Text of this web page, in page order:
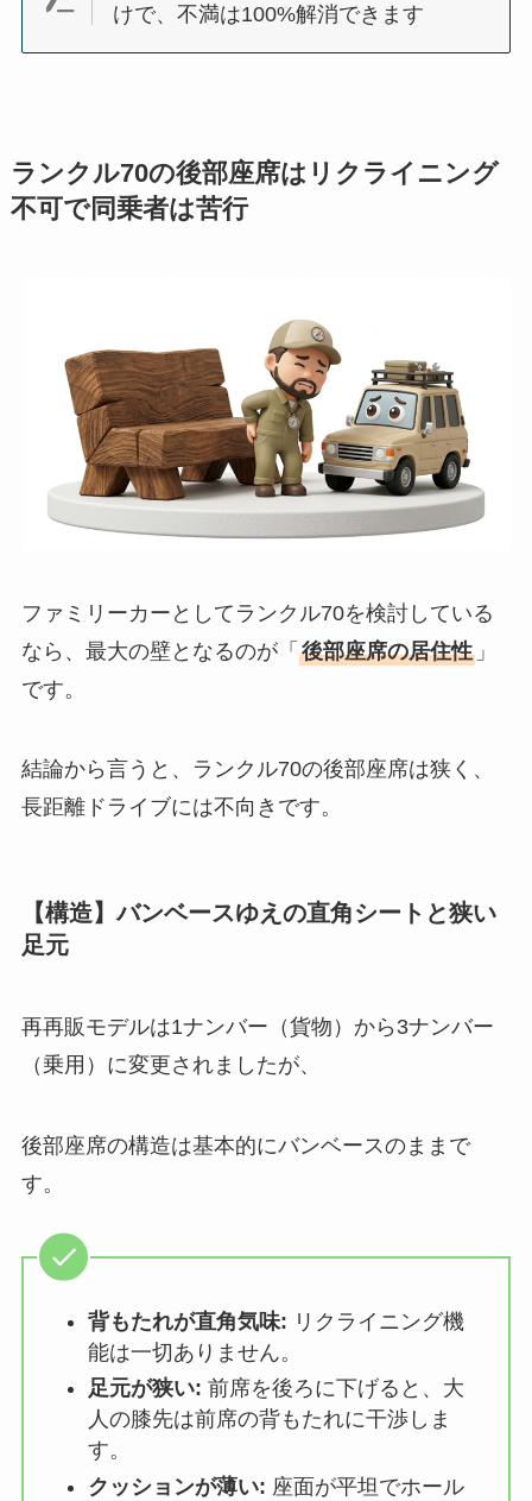
けで、不満は100%解消できます
ランクル70の後部座席はリクライニング
不可で同乗者は苦行
ファミリーカーとしてランクル70を検討している
なら、最大の壁となるのが「 後部座席の居住性」
です。
結論から言うと、ランクル70の後部座席は狭く、
長距離ドライブには不向きです。
【構造】バンベースゆえの直角シートと狭い
足元
再再販モデルは1ナンバー（貨物）から3ナンバー
（乗用）に変更されましたが、
後部座席の構造は基本的にバンベースのままで
す。
背もたれが直角気味: リクライニング機
能は一切ありません。
足元が狭い: 前席を後ろに下げると、大
人の膝先は前席の背もたれに干渉しま
す。
クッションが薄い: 座面が平坦でホール